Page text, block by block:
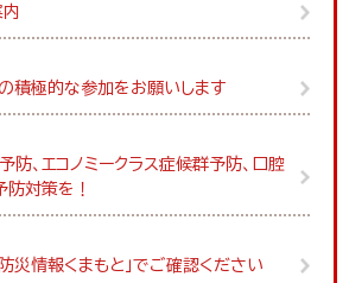
積極的な参加をお願いします
防、エコノミークラス症候群予防、口腔
防対策を！
災情報くまもと」でご確認ください